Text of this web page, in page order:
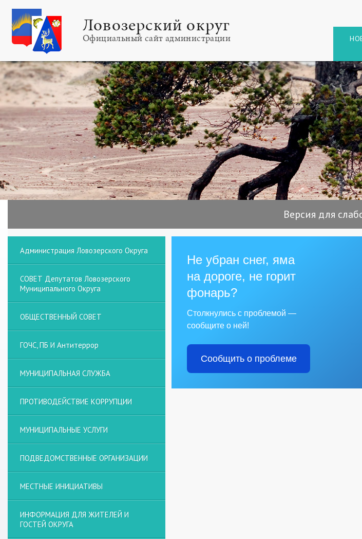
Ловозерский округ
Официальный сайт администрации
Версия для
Не убран снег, яма
на дороге, не горит
фонарь?
Столкнулись с проблемой —
сообщите о ней!
Сообщить о проблеме
Администрация Ловозерского Округа
СОВЕТ Депутатов Ловозерского
Муниципального Округа
ОБЩЕСТВЕННЫЙ СОВЕТ
ГОЧС, ПБ И Антитеррор
МУНИЦИПАЛЬНАЯ СЛУЖБА
ПРОТИВОДЕЙСТВИЕ КОРРУПЦИИ
МУНИЦИПАЛЬНЫЕ УСЛУГИ
ПОДВЕДОМСТВЕННЫЕ ОРГАНИЗАЦИИ
МЕСТНЫЕ ИНИЦИАТИВЫ
ИНФОРМАЦИЯ ДЛЯ ЖИТЕЛЕЙ И
ГОСТЕЙ ОКРУГА